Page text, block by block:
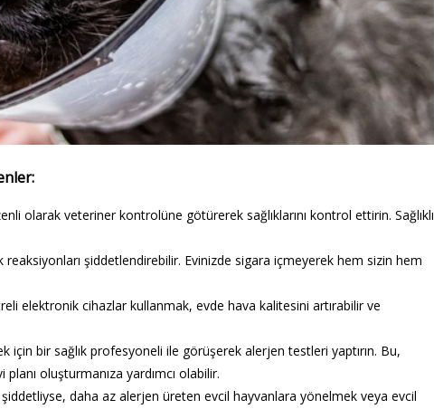
olarak veteriner kontrolüne götürerek sağlıklarını kontrol ettirin. Sağlıklı
reaksiyonları şiddetlendirebilir. Evinizde sigara içmeyerek hem sizin hem
elektronik cihazlar kullanmak, evde hava kalitesini artırabilir ve
için bir sağlık profesyoneli ile görüşerek alerjen testleri yaptırın. Bu,
oluşturmanıza yardımcı olabilir.
daha az alerjen üreten evcil hayvanlara yönelmek veya evcil